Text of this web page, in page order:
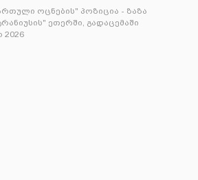
ოცნების" პოზიცია - ზაზა
ეთერში, გადაცემაში
2026